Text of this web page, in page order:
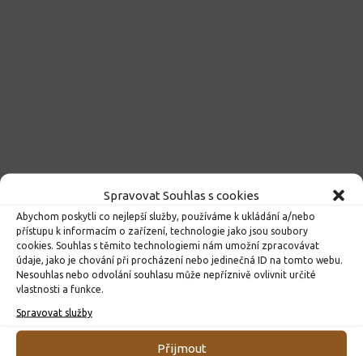
Spravovat Souhlas s cookies
Abychom poskytli co nejlepší služby, používáme k ukládání a/nebo
přístupu k informacím o zařízení, technologie jako jsou soubory
cookies. Souhlas s těmito technologiemi nám umožní zpracovávat
údaje, jako je chování při procházení nebo jedinečná ID na tomto webu.
Nesouhlas nebo odvolání souhlasu může nepříznivě ovlivnit určité
vlastnosti a funkce.
Spravovat služby
Přijmout